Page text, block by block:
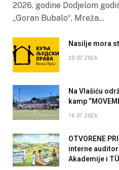
2026. godine Dodjelom
„Goran Bubalo“, Mreža…
Nasilje mora
20.07.2026
Na Vlašiću
kamp
16.07.2026
OTVORENE
interne
Akademije i